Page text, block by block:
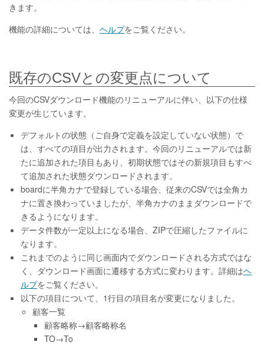
きます。
機能の詳細については、 ヘルプをご覧ください。
既存のCSVとの変更点について
今回のCSVダウンロード機能のリニューアルに伴い、以下の仕様
変更が生じています。
デフォルトの状態（ご自身で定義を設定していない状態）で
は、すべての項目が出力されます。今回のリニューアルでは新
たに追加された項目もあり、初期状態ではその新規項目もすべ
て追加された状態ダウンロードされます。
boardに半角カナで登録している場合、従来のCSVでは全角カ
ナに置き換わっていましたが、半角カナのままダウンロードで
きるようになります。
データ件数が一定以上になる場合、ZIPで圧縮したファイルに
なります。
これまでのように同じ画面内でダウンロードされる方式ではな
く、ダウンロード画面に遷移する方式に変わります。詳細はヘ
ルプをご覧ください。
以下の項目について、1行目の項目名が変更になりました。
顧客一覧
顧客略称→顧客略称名
TO→To